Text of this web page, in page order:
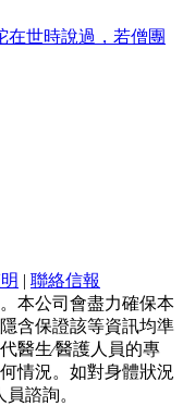
在世時說過，若僧團
| 聯絡信報
本公司會盡力確保本
含保證該等資訊均準
醫生∕醫護人員的專
情況。如對身體狀況
諮詢。